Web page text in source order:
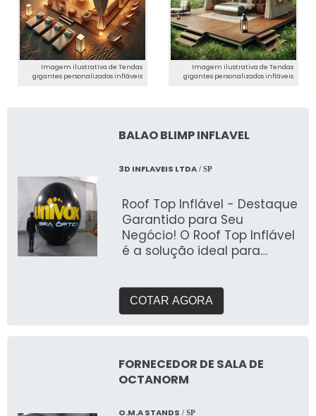
Imagem ilustrativa de Tendas
gigantes personalizados infláveis
Imagem ilustrativa de Tendas
gigantes personalizados infláveis
BALAO BLIMP INFLAVEL
3D INFLAVEIS LTDA/ SP
Roof Top Inflável - Destaque
Garantido para Seu
Negócio! O Roof Top Inflável
é a solução ideal para
destacar sua marca de
forma inovadora e
inflável é perfeito para
promoções sazonais,
inaugurações e eventos em
COTAR AGORA
FORNECEDOR DE SALA DE
OCTANORM
O.M.A STANDS / SP